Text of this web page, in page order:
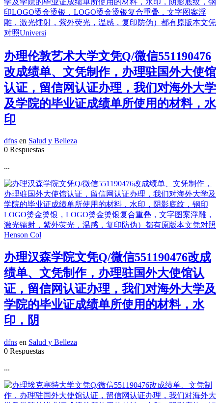
办理伦敦艺术大学文凭Q/微信551190476
改成绩单、文凭制作，办理驻国外大使馆
认证，留信网认证办理，我们对海外大学
及学院的毕业证成绩单所使用的材料，水
印
dfns en Salud y Belleza
0 Respuestas
...
办理汉森学院文凭Q/微信551190476改成
绩单、文凭制作，办理驻国外大使馆认
证，留信网认证办理，我们对海外大学及
学院的毕业证成绩单所使用的材料，水
印，阴
dfns en Salud y Belleza
0 Respuestas
...